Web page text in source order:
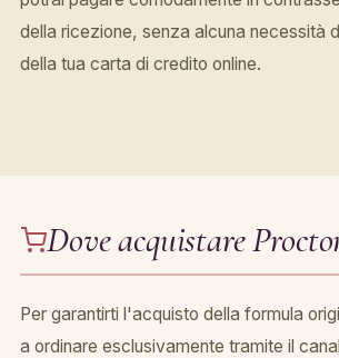
della ricezione, senza alcuna necessità
della tua carta di credito online.
Dove acquistare
Per garantirti l'acquisto della formula
a ordinare esclusivamente tramite il